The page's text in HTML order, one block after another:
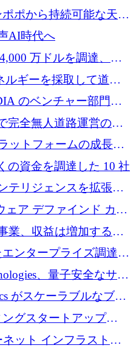
ーダーが Nexus
まる理由
ポポから持続可能な天然
340 万ポンドを調達
AI時代へ
万ドルを調達、
収、Bliq がエストニア
を承認
ルギーを採取して道路
に 2,360 万ドルを調達
のベンチャー部門か
を拡大
完全無人道路運営の承
ットフォームの成長に
の資金を調達した 10 社
テリジェンスを拡張す
信用枠を確保
ェア デファインド カメ
するためにシリーズ A
業、収益は増加するも
ンタープライズ調達プ
るために 4,000 万ド
、量子安全なサイ
フラストラクチャの拡
がスケーラブルなブレ
ンターフェイスのため
グスタートアップ
投資で 2,000 万ドルを
ット インフラストラ